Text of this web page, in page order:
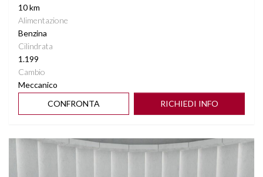
10 km
Alimentazione
Benzina
Cilindrata
1.199
Cambio
Meccanico
CONFRONTA
RICHIEDI INFO
Vedi dettagli